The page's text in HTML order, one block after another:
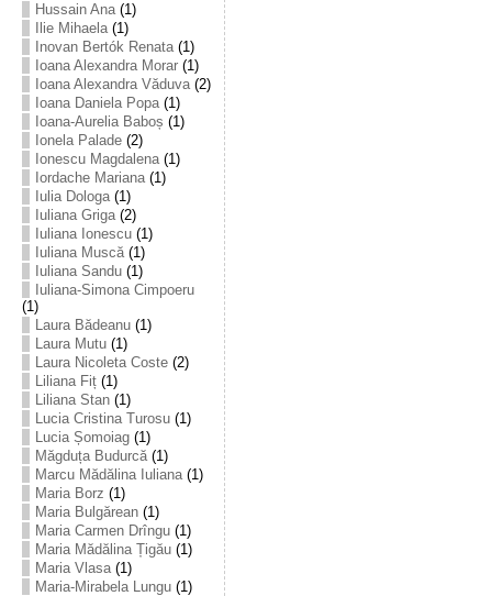
Hussain Ana(1)
Ilie Mihaela(1)
Inovan Bertók Renata(1)
Ioana Alexandra Morar(1)
Ioana Alexandra Văduva(2)
Ioana Daniela Popa(1)
Ioana-Aurelia Baboș (1)
Ionela Palade(2)
Ionescu Magdalena(1)
Iordache Mariana(1)
Iulia Dologa(1)
Iuliana Griga(2)
Iuliana Ionescu(1)
Iuliana Muscă(1)
Iuliana Sandu(1)
Iuliana-Simona Cimpoeru
(1)
Laura Bădeanu(1)
Laura Mutu(1)
Laura Nicoleta Coste(2)
Liliana Fiț(1)
Liliana Stan(1)
Lucia Cristina Turosu(1)
Lucia Șomoiag(1)
Măgduța Budurcă(1)
Marcu Mădălina Iuliana(1)
Maria Borz (1)
Maria Bulgărean(1)
Maria Carmen Drîngu(1)
Maria Mădălina Țigău(1)
Maria Vlasa(1)
Maria-Mirabela Lungu(1)